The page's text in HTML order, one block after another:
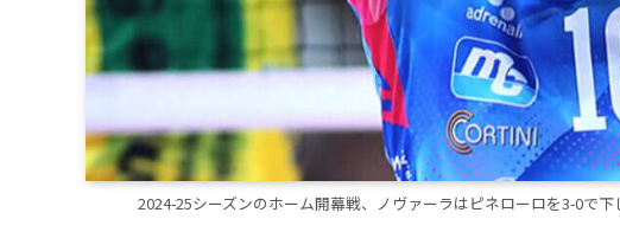
2024-25シーズンのホーム開幕戦、ノヴァーラはピネローロを3-0で